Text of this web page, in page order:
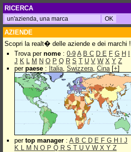
RICERCA
AZIENDE
Scopri la realt� delle aziende e dei marchi !
Trova per nome : 0-9 A B C D E F G H
J K L M N O P Q R S T U V W X Y Z
per paese : Italia, Swizzera, Cina[+]
per top manager : A B C D E F G H
J
K L M N O P Q R S T U V W X Y Z